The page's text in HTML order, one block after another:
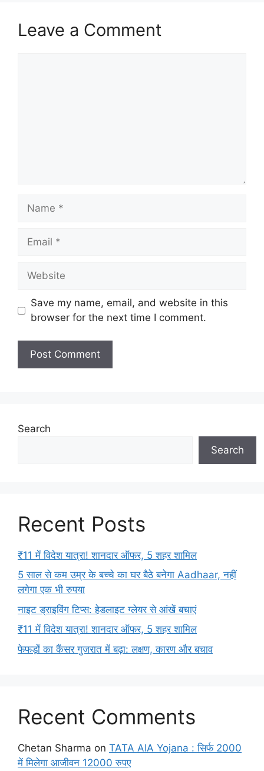
Leave a Comment
Name
Email
Website
Save my name, email, and website in this
browser for the next time I comment.
Search
Search
Recent Posts
₹11 में विदेश यात्रा! शानदार ऑफर, 5 शहर शामिल
5 साल से कम उम्र के बच्चे का घर बैठे बनेगा Aadhaar, नहीं
लगेगा एक भी रुपया
नाइट ड्राइविंग टिप्स: हेडलाइट ग्लेयर से आंखें बचाएं
₹11 में विदेश यात्रा! शानदार ऑफर, 5 शहर शामिल
फेफड़ों का कैंसर गुजरात में बढ़ा: लक्षण, कारण और बचाव
Recent Comments
Chetan Sharma on TATA AIA Yojana : सिर्फ 2000
में मिलेगा आजीवन 12000 रुपए